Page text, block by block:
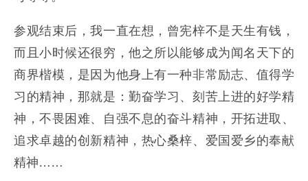
参观结束后，我一直在想，曾宪梓不是天生有钱，
而且小时候还很穷，他之所以能够成为闻名天下的
商界楷模，是因为他身上有一种非常励志、值得学
习的精神，那就是：勤奋学习、刻苦上进的好学精
神，不畏困难、自强不息的奋斗精神，开拓进取、
追求卓越的创新精神，热心桑梓、爱国爱乡的奉献
精神……